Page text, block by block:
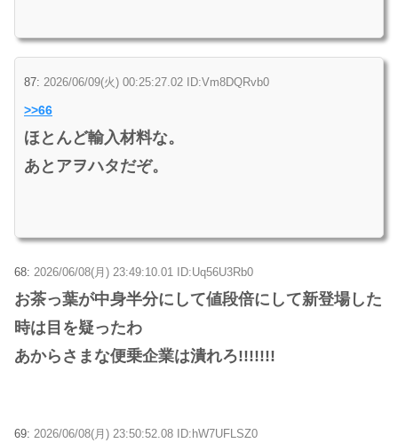
87: 2026/06/09(火) 00:25:27.02 ID:Vm8DQRvb0
>>66
ほとんど輸入材料な。
あとアヲハタだぞ。
68: 2026/06/08(月) 23:49:10.01 ID:Uq56U3Rb0
お茶っ葉が中身半分にして値段倍にして新登場した
時は目を疑ったわ
あからさまな便乗企業は潰れろ!!!!!!!
69: 2026/06/08(月) 23:50:52.08 ID:hW7UFLSZ0